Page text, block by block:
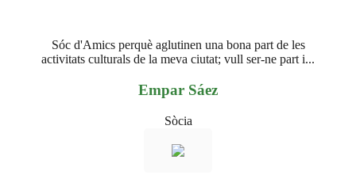
Sóc d'Amics perquè aglutinen una bona part de les
activitats culturals de la meva ciutat; vull ser-ne part i...
Empar Sáez
Sòcia